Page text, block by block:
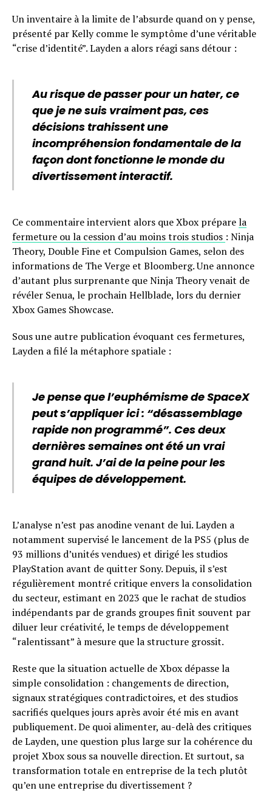
Un inventaire à la limite de l’absurde quand on y pense,
présenté par Kelly comme le symptôme d’une véritable
“crise d’identité”. Layden a alors réagi sans détour :
Au risque de passer pour un hater, ce
que je ne suis vraiment pas, ces
décisions trahissent une
incompréhension fondamentale de la
façon dont fonctionne le monde du
divertissement interactif.
Ce commentaire intervient alors que Xbox préparela
fermeture ou la cession d’au moins trois studios : Ninja
Theory, Double Fine et Compulsion Games, selon des
informations de The Verge et Bloomberg. Une annonce
d’autant plus surprenante que Ninja Theory venait de
révéler Senua, le prochain Hellblade, lors du dernier
Xbox Games Showcase.
Sous une autre publication évoquant ces fermetures,
Layden a filé la métaphore spatiale :
Je pense que l’euphémisme de SpaceX
peut s’appliquer ici : “désassemblage
rapide non programmé”. Ces deux
dernières semaines ont été un vrai
grand huit. J’ai de la peine pour les
équipes de développement.
L’analyse n’est pas anodine venant de lui. Layden a
notamment supervisé le lancement de la PS5 (plus de
93 millions d’unités vendues) et dirigé les studios
PlayStation avant de quitter Sony. Depuis, il s’est
régulièrement montré critique envers la consolidation
du secteur, estimant en 2023 que le rachat de studios
indépendants par de grands groupes finit souvent par
diluer leur créativité, le temps de développement
“ralentissant” à mesure que la structure grossit.
Reste que la situation actuelle de Xbox dépasse la
simple consolidation : changements de direction,
signaux stratégiques contradictoires, et des studios
sacrifiés quelques jours après avoir été mis en avant
publiquement. De quoi alimenter, au-delà des critiques
de Layden, une question plus large sur la cohérence du
projet Xbox sous sa nouvelle direction. Et surtout, sa
transformation totale en entreprise de la tech plutôt
qu’en une entreprise du divertissement ?